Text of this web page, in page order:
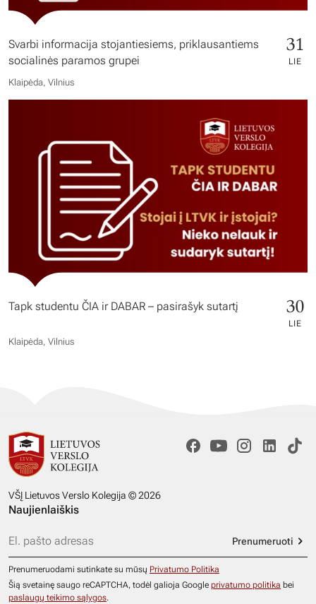
Svarbi informacija stojantiesiems, priklausantiems
socialinės paramos grupei
31
LIE
Klaipėda, Vilnius
Tapk studentu ČIA ir DABAR – pasirašyk sutartį 30
LIE
Klaipėda, Vilnius
VŠĮ Lietuvos Verslo Kolegija © 2026
Naujienlaiškis
Prenumeruoti
Prenumeruodami sutinkate su mūsų Privatumo Politika
Šią svetainę saugo reCAPTCHA, todėl galioja Google privatumo politika bei
paslaugų teikimo sąlygos.